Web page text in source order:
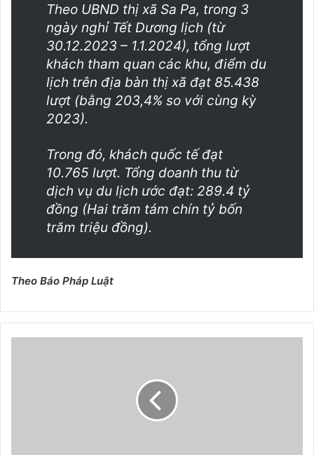
Theo UBND thị xã Sa Pa, trong 3
ngày nghỉ Tết Dương lịch (từ
30.12.2023 – 1.1.2024), tổng lượt
khách tham quan các khu, điểm du
lịch trên địa bàn thị xã đạt 85.438
lượt (bằng 203,4% so với cùng kỳ
2023).
Trong đó, khách quốc tế đạt
10.765 lượt. Tổng doanh thu từ
dịch vụ du lịch ước đạt: 289.4 tỷ
đồng (Hai trăm tám chín tỷ bốn
trăm triệu đồng).
Theo Báo Pháp Luật